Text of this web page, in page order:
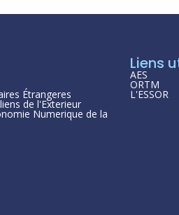
Étrangeres
de l'Exterieur
Numerique de la
Liens
AES
ORTM
L'ESSOR